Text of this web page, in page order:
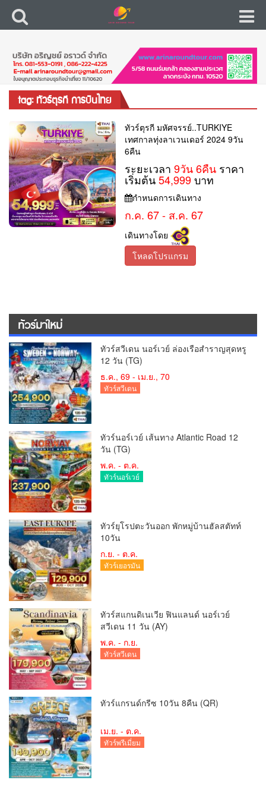
tag: ทัวร์ตุรกี การบินไทย
ทัวร์ตุรกี มหัศจรรย์..TURKIYE
เทศกาลทุ่งลาเวนเดอร์ 2024 9วัน
6คืน
ระยะเวลา9วัน 6คืน ราคา
เริ่มต้น54,999บาท
กำหนดการเดินทาง
ก.ค. 67 - ส.ค. 67
เดินทางโดย
โหลดโปรแกรม
ทัวร์มาใหม่
ทัวร์สวีเดน นอร์เวย์ ล่องเรือสำราญสุดหรู
12 วัน (TG)
ธ.ค., 69 - เม.ย., 70
ทัวร์สวีเดน
ทัวร์นอร์เวย์ เส้นทาง Atlantic Road 12
วัน (TG)
พ.ค. - ต.ค.
ทัวร์นอร์เวย์
ทัวร์ยุโรปตะวันออก พักหมู่บ้านฮัลสตัทท์
10วัน
ก.ย. - ต.ค.
ทัวร์เยอรมัน
ทัวร์สแกนดิเนเวีย ฟินแลนด์ นอร์เวย์
สวีเดน 11 วัน (AY)
พ.ค. - ก.ย.
ทัวร์สวีเดน
ทัวร์แกรนด์กรีซ 10วัน 8คืน (QR)
เม.ย. - ต.ค.
ทัวร์พรีเมี่ยม